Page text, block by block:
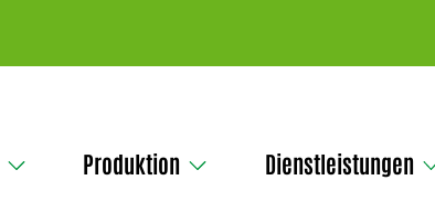
Produktion Dienstleistungen